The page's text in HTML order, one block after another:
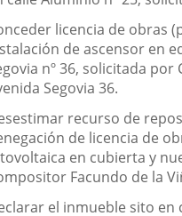
licencia de obras
de ascensor en
nº 36, solicitada
Segovia 36.
recurso de
de licencia de
en cubierta y
Facundo de la
el inmueble sito en